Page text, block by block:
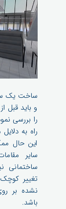
ساخت یک
و باید قبل
را بررسی
راه به
این حال
سایر
ساختمانی
تغییر
نشده بر
باشد.